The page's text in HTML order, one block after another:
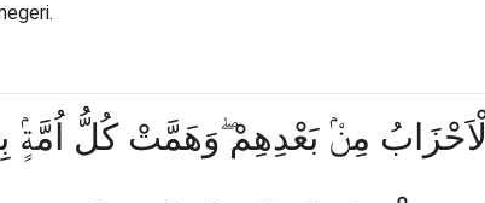
مِنْۢ بَعْدِهِمْ ۖوَهَمَّتْ كُلُّ اُمَّةٍۢ